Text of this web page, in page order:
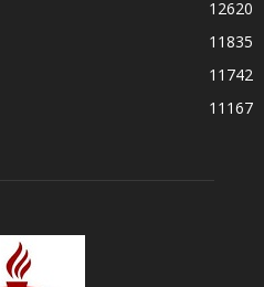
12620
11835
11742
11167